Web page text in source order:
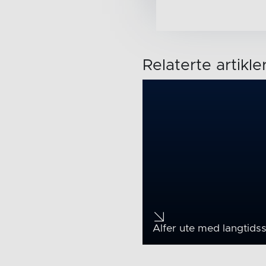
Relaterte
Alfer ute med